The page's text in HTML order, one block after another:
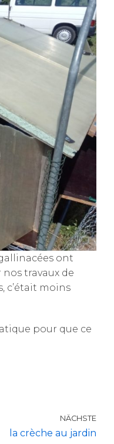
ont
travaux de
c’était moins
pour que ce
NÄCHSTE
la crèche au jardin